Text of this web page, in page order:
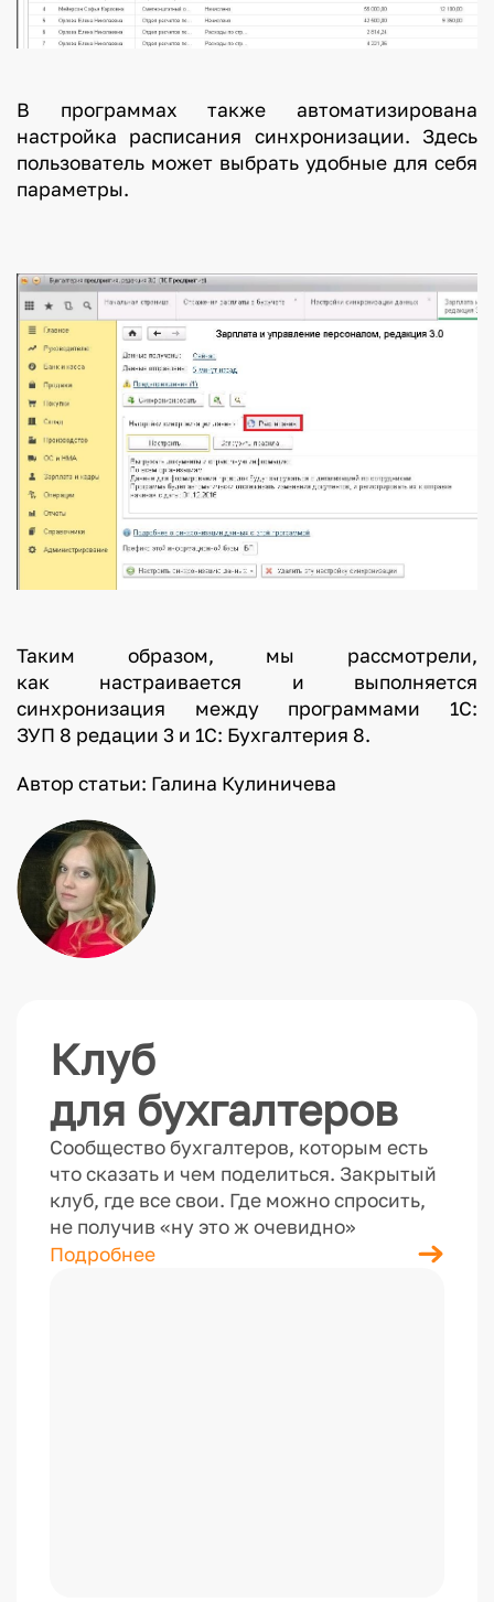
В программах также автоматизирована
настройка расписания синхронизации. Здесь
пользователь может выбрать удобные для себя
параметры.
Таким образом, мы рассмотрели,
как настраивается и выполняется
синхронизация между программами 1С:
ЗУП 8 редации 3 и 1С: Бухгалтерия 8.
Автор статьи: Галина Кулиничева
Клуб
для бухгалтеров
Сообщество бухгалтеров, которым есть
что сказать и чем поделиться. Закрытый
клуб, где все свои. Где можно спросить,
не получив «ну это ж очевидно»
Подробнее